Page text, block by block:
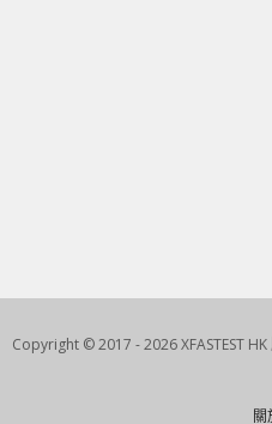
Copyright © 2017 - 2026 XFASTEST HK
關